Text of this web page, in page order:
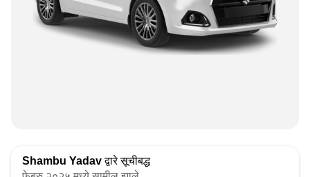
Shambu Yadavद्वारे सूचीबद्ध